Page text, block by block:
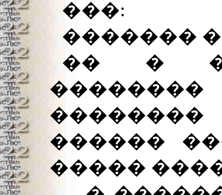
���:
�������
�� �
������
�����